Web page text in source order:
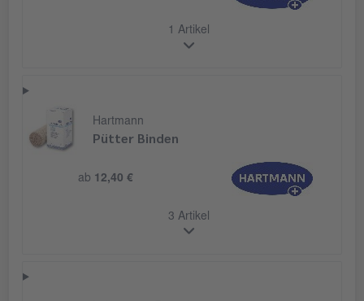
1 Artikel
Hartmann
Pütter Binden
ab 12,40 €
3 Artikel